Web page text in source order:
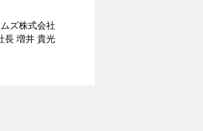
ズ株式会社
長 増井 貴光